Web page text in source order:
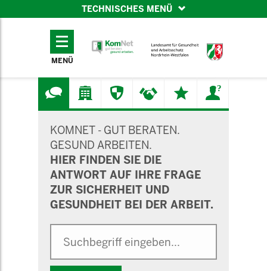
TECHNISCHES MENÜ
TECHNISCHES
MENÜ
KOMNET - GUT BERATEN.
GESUND ARBEITEN.
HIER FINDEN SIE DIE
ANTWORT AUF IHRE FRAGE
ZUR SICHERHEIT UND
GESUNDHEIT BEI DER ARBEIT.